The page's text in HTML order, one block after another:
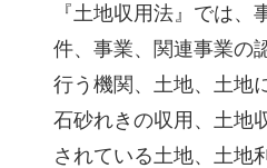
『土地収用法』では、
件、事業、関連事業の
行う機関、土地、土地
石砂れきの収用、土地
されている土地、土地